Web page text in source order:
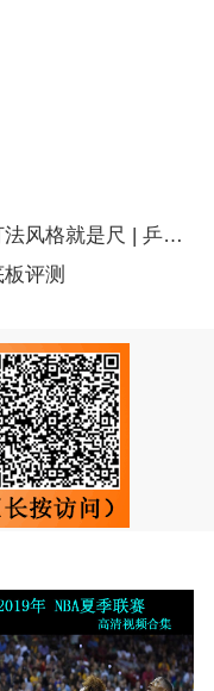
格就是尺 | 乒乓装备
评测